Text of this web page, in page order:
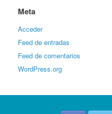
Meta
Acceder
Feed de entradas
Feed de comentarios
WordPress.org